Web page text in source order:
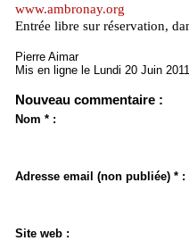
www.ambronay.org
Entrée libre sur réservation,
Pierre Aimar
Mis en ligne le Lundi 20 Juin
Nouveau commentaire :
Nom * :
Adresse email (non publiée) * :
Site web :